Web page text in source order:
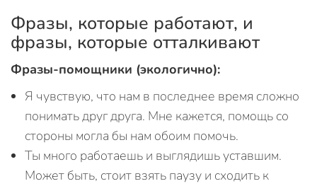
Фразы, которые работают, и
фразы, которые отталкивают
Фразы-помощники (экологично):
Я чувствую, что нам в последнее время сложно
понимать друг друга. Мне кажется, помощь со
стороны могла бы нам обоим помочь.
Ты много работаешь и выглядишь уставшим.
Может быть, стоит взять паузу и сходить к